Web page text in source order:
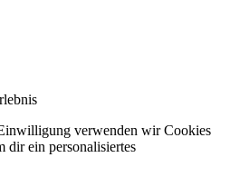
verwenden wir Cookies
dir ein personalisiertes